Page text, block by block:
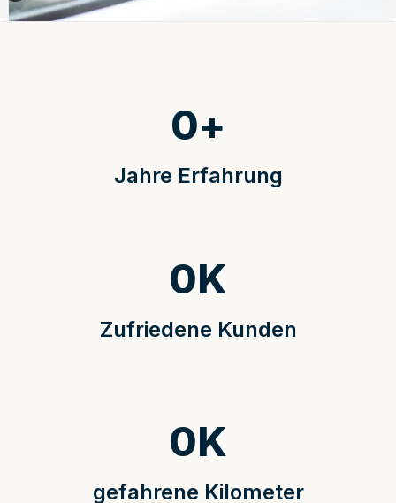
Jahre Erfahrung
0+
Zufriedene Kunden
0K
gefahrene Kilometer
0K